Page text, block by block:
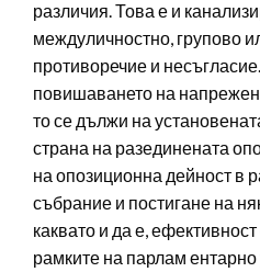
различия. Това е и
междуличностно, групово
противоречие и
повишаването на
то се дължи на
страна на разединената
на опозиционна дейност в
събрание и постигане на
каквато и да е,
рамките на парлам ентарно